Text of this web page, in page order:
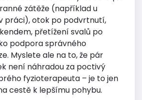
zátěže (například u
práci), otok po podvrtnutí,
přetížení svalů po
podpora správného
Myslete ale na to, že pár
není náhradou za poctivý
fyzioterapeuta – je to jen
cestě k lepšímu pohybu.